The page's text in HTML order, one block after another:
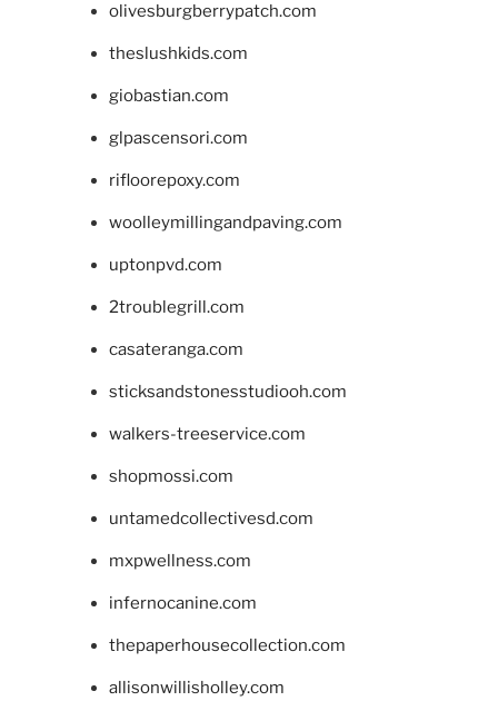
olivesburgberrypatch.com
theslushkids.com
giobastian.com
glpascensori.com
rifloorepoxy.com
woolleymillingandpaving.com
uptonpvd.com
2troublegrill.com
casateranga.com
sticksandstonesstudiooh.com
walkers-treeservice.com
shopmossi.com
untamedcollectivesd.com
mxpwellness.com
infernocanine.com
thepaperhousecollection.com
allisonwillisholley.com